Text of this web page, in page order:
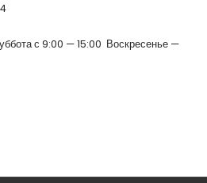
с 9:00 — 15:00 Воскресенье —